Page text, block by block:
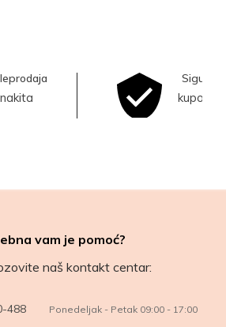
nakita
Sigurna
kupovina
vam je pomoć?
naš kontakt centar:
488 Ponedeljak - Petak 09:00 - 17:00